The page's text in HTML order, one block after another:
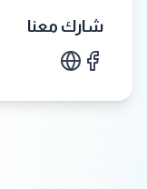
شارك معنا